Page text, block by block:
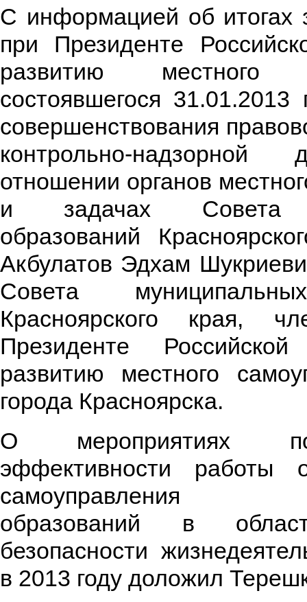
С информацией об итогах
при Президенте
развитию местного
состоявшегося
совершенствования
контрольно-надзорной
отношении органов
и задачах Совета
образований
Акбулатов Эдхам
Совета
Красноярского края,
Президенте
развитию местного
города Красноярска.
О мероприятиях
эффективности работы
самоуправления
образований в
безопасности
в 2013 году доложил